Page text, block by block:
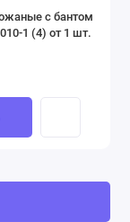
с бантом
1 (4) от 1 шт.